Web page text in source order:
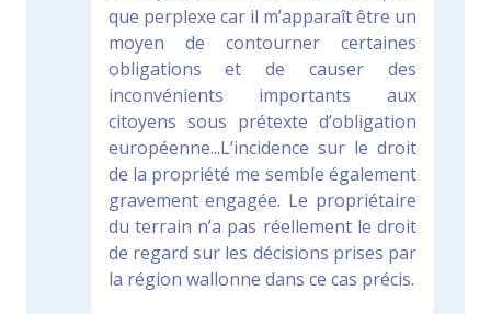
e
,
i
l
s
e
s
s
a
i
e
que perplexe car il m’apparaît être un
moyen de contourner certaines
obligations et de causer des
inconvénients importants aux
citoyens sous prétexte d’obligation
européenne...L’incidence sur le droit
de la propriété me semble également
gravement engagée. Le propriétaire
du terrain n’a pas réellement le droit
de regard sur les décisions prises par
la région wallonne dans ce cas précis.